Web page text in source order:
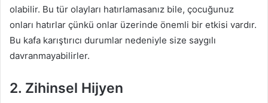
olabilir. Bu tür olayları hatırlamasanız bile, çocuğunuz
onları hatırlar çünkü onlar üzerinde önemli bir etkisi vardır.
Bu kafa karıştırıcı durumlar nedeniyle size saygılı
davranmayabilirler.
2. Zihinsel Hijyen